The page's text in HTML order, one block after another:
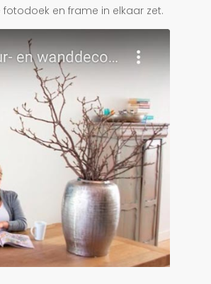
en frame in elkaar zet.